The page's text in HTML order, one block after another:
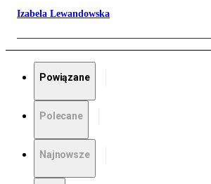
Izabela Lewandowska
Powiązane
Polecane
Najnowsze